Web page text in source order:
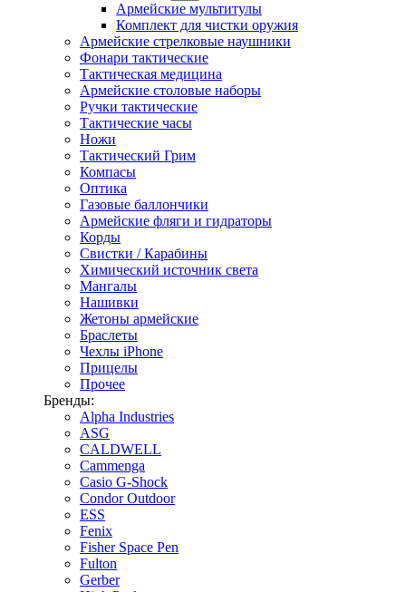
Армейские мультитулы
Комплект для чистки оружия
Армейские стрелковые наушники
Фонари тактические
Тактическая медицина
Армейские столовые наборы
Ручки тактические
Тактические часы
Ножи
Тактический Грим
Компасы
Оптика
Газовые баллончики
Армейские фляги и гидраторы
Корды
Свистки / Карабины
Химический источник света
Мангалы
Нашивки
Жетоны армейские
Браслеты
Чехлы iPhone
Прицелы
Прочее
Бренды:
Alpha Industries
ASG
CALDWELL
Cammenga
Casio G-Shock
Condor Outdoor
ESS
Fenix
Fisher Space Pen
Fulton
Gerber